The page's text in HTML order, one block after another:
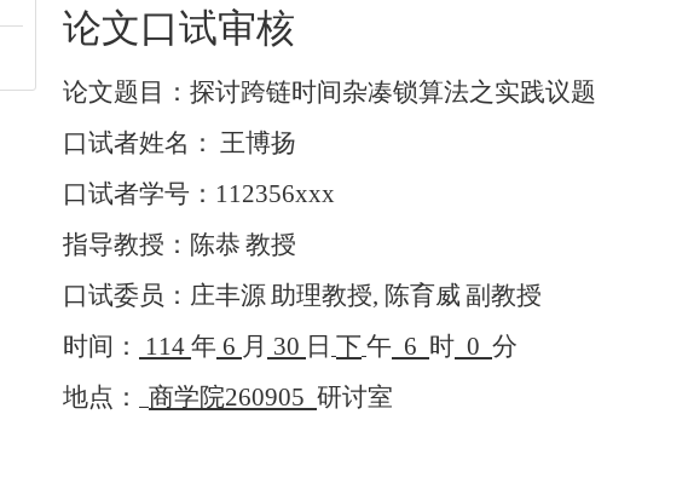
论文口试审核
论文题目：探讨跨链时间杂凑锁算法之实践议题
口试者姓名： 王博扬
口试者学号： 112356xxx
指导教授：陈恭 教授
口试委员：庄丰源 助理教授, 陈育威副教授
时间：
114 年 6 月 30 日 下午 6 时 0 分
地点：
商学院260905 研讨室